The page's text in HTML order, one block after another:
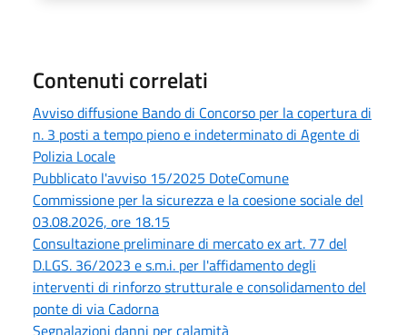
Contenuti correlati
Avviso diffusione Bando di Concorso per la copertura di
n. 3 posti a tempo pieno e indeterminato di Agente di
Polizia Locale
Pubblicato l'avviso 15/2025 DoteComune
Commissione per la sicurezza e la coesione sociale del
03.08.2026, ore 18.15
Consultazione preliminare di mercato ex art. 77 del
D.LGS. 36/2023 e s.m.i. per l'affidamento degli
interventi di rinforzo strutturale e consolidamento del
ponte di via Cadorna
Segnalazioni danni per calamità